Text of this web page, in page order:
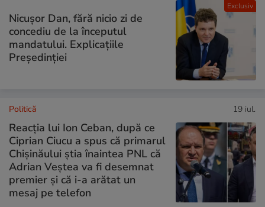
Exclusiv
Nicușor Dan, fără nicio zi de
concediu de la începutul
mandatului. Explicațiile
Președinției
Politică 19 iul.
Reacția lui Ion Ceban, după ce
Ciprian Ciucu a spus că primarul
Chișinăului știa înaintea PNL că
Adrian Veștea va fi desemnat
premier și că i-a arătat un
mesaj pe telefon